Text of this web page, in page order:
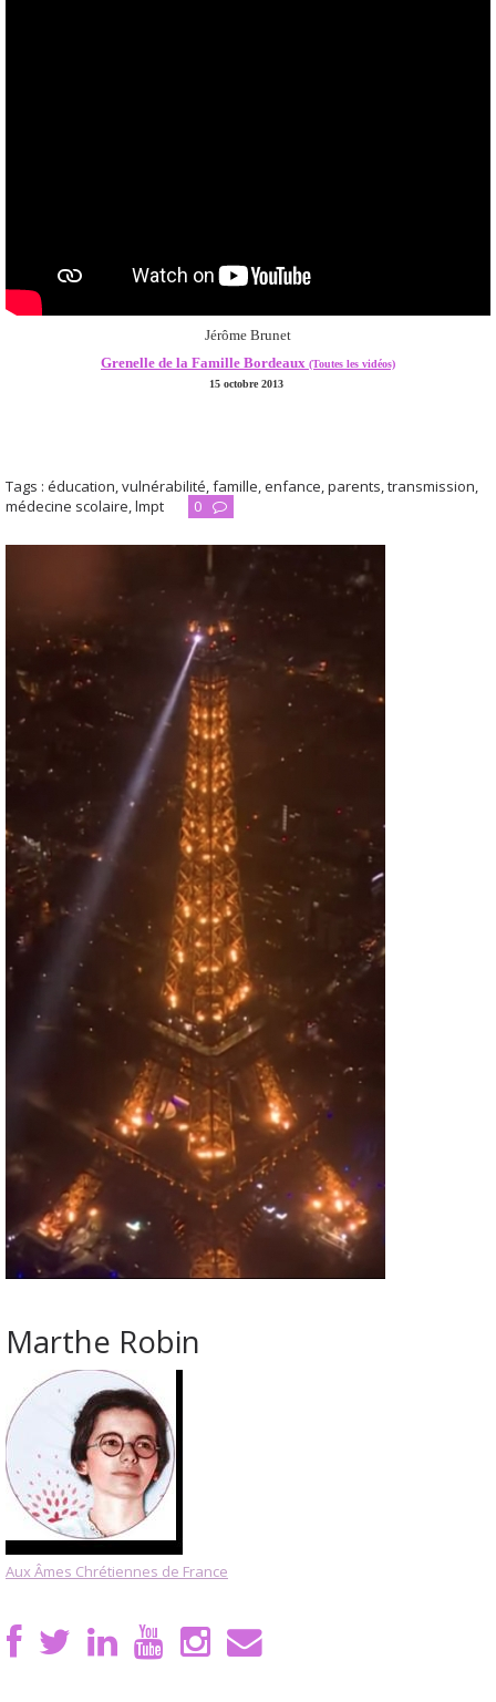
Marthe Robin
Aux Âmes Chrétiennes de France
Jérôme Brunet
Grenelle de la Famille Bordeaux (Toutes les vidéos)
15 octobre 2013
Tags : éducation,vulnérabilité,famille,enfance,parents,transmission,
médecine scolaire,lmpt 0